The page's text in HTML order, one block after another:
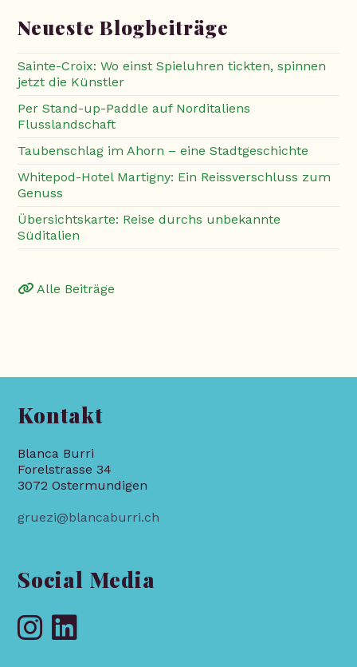
Neueste Blogbeiträge
Sainte-Croix: Wo einst Spieluhren tickten, spinnen
jetzt die Künstler
Per Stand-up-Paddle auf Norditaliens
Flusslandschaft
Taubenschlag im Ahorn – eine Stadtgeschichte
Whitepod-Hotel Martigny: Ein Reissverschluss zum
Genuss
Übersichtskarte: Reise durchs unbekannte
Süditalien
Alle Beiträge
Kontakt
Blanca Burri
Forelstrasse 34
3072 Ostermundigen
gruezi@blancaburri.ch
Social Media